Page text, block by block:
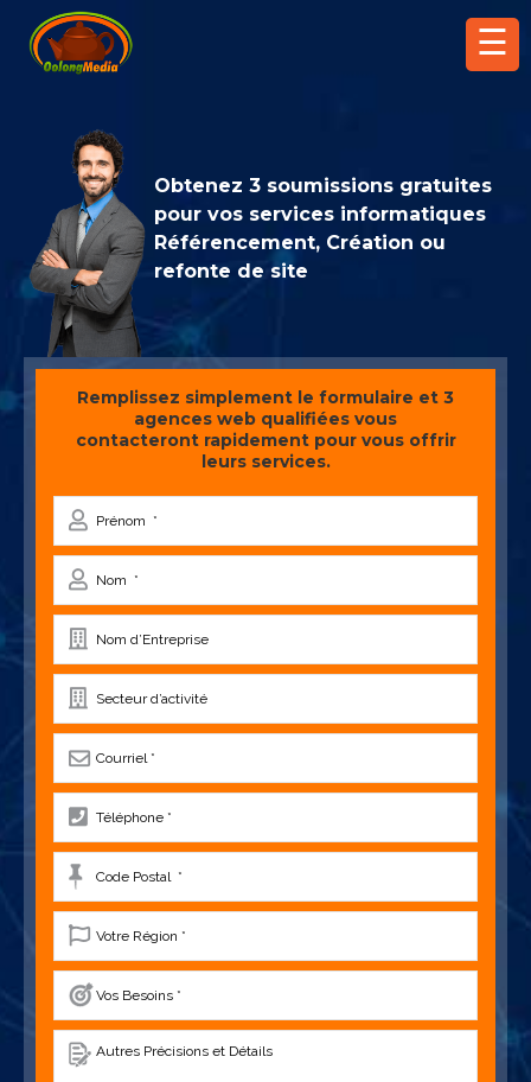
☰
Obtenez 3 soumissions gratuites
pour vos services informatiques
Référencement, Création ou
refonte de site
Remplissez simplement le formulaire et 3
agences web qualifiées vous
contacteront rapidement pour vous offrir
leurs services.